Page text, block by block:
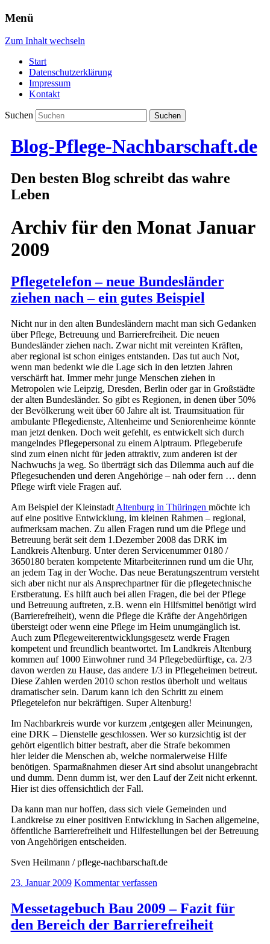
Menü
Zum Inhalt wechseln
Start
Datenschutzerklärung
Impressum
Kontakt
Suchen
Blog-Pflege-Nachbarschaft.de
Den besten Blog schreibt das wahre
Leben
Archiv für den Monat Januar
2009
Pflegetelefon – neue Bundesländer
ziehen nach – ein gutes Beispiel
Nicht nur in den alten Bundesländern macht man sich Gedanken
über Pflege, Betreuung und Barrierefreiheit. Die neuen
Bundesländer ziehen nach. Zwar nicht mit vereinten Kräften,
aber regional ist schon einiges entstanden. Das tut auch Not,
wenn man bedenkt wie die Lage sich in den letzten Jahren
verschärft hat. Immer mehr junge Menschen ziehen in
Metropolen wie Leipzig, Dresden, Berlin oder gar in Großstädte
der alten Bundesländer. So gibt es Regionen, in denen über 50%
der Bevölkerung weit über 60 Jahre alt ist. Traumsituation für
ambulante Pflegedienste, Altenheime und Seniorenheime könnte
man jetzt denken. Doch weit gefehlt, es entwickelt sich durch
mangelndes Pflegepersonal zu einem Alptraum. Pflegeberufe
sind zum einen nicht für jeden attraktiv, zum anderen ist der
Nachwuchs ja weg. So überträgt sich das Dilemma auch auf die
Pflegesuchenden und deren Angehörige – nah oder fern … denn
Pflege wirft viele Fragen auf.
Am Beispiel der Kleinstadt Altenburg in Thüringen möchte ich
auf eine positive Entwicklung, im kleinen Rahmen – regional,
aufmerksam machen. Zu allen Fragen rund um die Pflege und
Betreuung berät seit dem 1.Dezember 2008 das DRK im
Landkreis Altenburg. Unter deren Servicenummer 0180 /
3650180 beraten kompetente Mitarbeiterinnen rund um die Uhr,
an jedem Tag in der Woche. Das neue Beratungszentrum versteht
sich aber nicht nur als Ansprechpartner für die pflegetechnische
Erstberatung. Es hilft auch bei allen Fragen, die bei der Pflege
und Betreuung auftreten, z.B. wenn ein Hilfsmittel benötigt wird
(Barrierefreiheit), wenn die Pflege die Kräfte der Angehörigen
übersteigt oder wenn eine Pflege im Heim unumgänglich ist.
Auch zum Pflegeweiterentwicklungsgesetz werde Fragen
kompetent und freundlich beantwortet. Im Landkreis Altenburg
kommen auf 1000 Einwohner rund 34 Pflegebedürftige, ca. 2/3
davon werden zu Hause, das andere 1/3 in Pflegeheimen betreut.
Diese Zahlen werden 2010 schon restlos überholt und weitaus
dramatischer sein. Darum kann ich den Schritt zu einem
Pflegetelefon nur bekräftigen. Super Altenburg!
Im Nachbarkreis wurde vor kurzem ,entgegen aller Meinungen,
eine DRK – Dienstelle geschlossen. Wer so kurzsichtig ist der
gehört eigentlich bitter bestraft, aber die Strafe bekommen
hier leider die Menschen ab, welche normalerweise Hilfe
benötigen. Sparmaßnahmen dieser Art sind absolut unangebracht
und dumm. Denn dumm ist, wer den Lauf der Zeit nicht erkennt.
Hier ist dies offensichtlich der Fall.
Da kann man nur hoffen, dass sich viele Gemeinden und
Landkreise zu einer positiven Entwicklung in Sachen allgemeine,
öffentliche Barrierefreiheit und Hilfestellungen bei der Betreuung
von Angehörigen entscheiden.
Sven Heilmann / pflege-nachbarschaft.de
23. Januar 2009 Kommentar verfassen
Messetagebuch Bau 2009 – Fazit für
den Bereich der Barrierefreiheit